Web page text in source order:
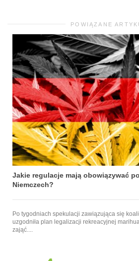
POWIĄZANE
Jakie regulacje mają obowiązywać
Niemczech?
Po tygodniach spekulacji zawiązująca się
uzgodniła plan legalizacji rekreacyjnej
zająć....